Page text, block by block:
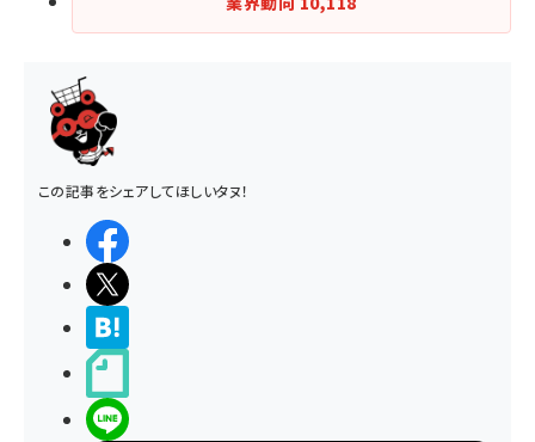
この記事をシェアしてほしいタヌ！